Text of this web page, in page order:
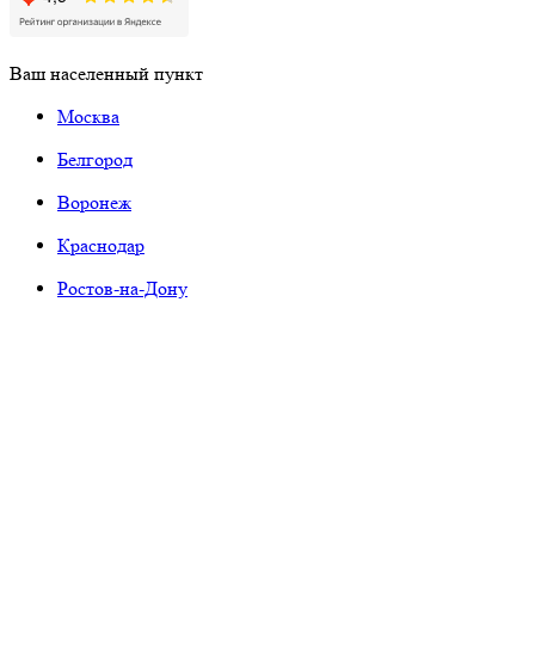
Ваш населенный пункт
Москва
Белгород
Воронеж
Краснодар
Ростов-на-Дону